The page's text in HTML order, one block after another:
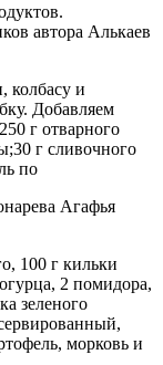
автора Алькаев
колбасу и
Добавляем
г отварного
г сливочного
по
Агафья
100 г кильки
2 помидора,
зеленого
морковь и